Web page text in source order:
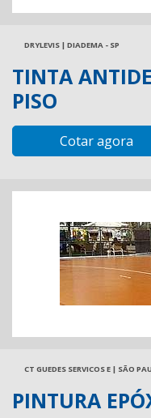
DRYLEVIS | DIADEMA - SP
TINTA
PISO
Cotar agora
CT GUEDES SERVICOS E | SÃO
PINTURA